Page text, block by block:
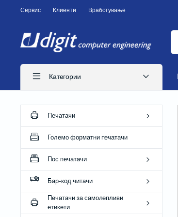
Сервис Клиенти Вработување
Категории
Печатачи
Големо форматни печатачи
Пос печатачи
Бар-код читачи
Печатачи за самолепливи
етикети
ITS печатачи
Ласерски печатачи
Печатачи за CD
Бизнис печатачи
Потрошен материјал